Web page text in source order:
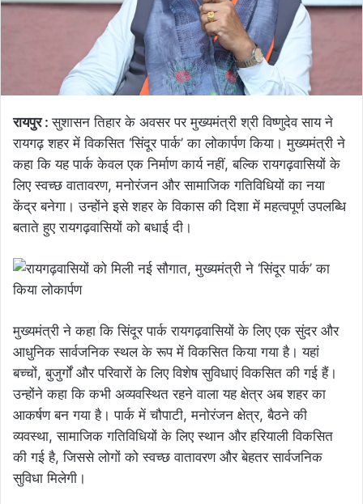
रायपुर :सुशासन तिहार के अवसर पर मुख्यमंत्री श्री विष्णुदेव साय ने
रायगढ़ शहर में विकसित ‘सिंदूर पार्क’ का लोकार्पण किया। मुख्यमंत्री ने
कहा कि यह पार्क केवल एक निर्माण कार्य नहीं, बल्कि रायगढ़वासियों के
लिए स्वच्छ वातावरण, मनोरंजन और सामाजिक गतिविधियों का नया
केंद्र बनेगा। उन्होंने इसे शहर के विकास की दिशा में महत्वपूर्ण उपलब्धि
बताते हुए रायगढ़वासियों को बधाई दी।
मुख्यमंत्री ने कहा कि सिंदूर पार्क रायगढ़वासियों के लिए एक सुंदर और
आधुनिक सार्वजनिक स्थल के रूप में विकसित किया गया है। यहां
बच्चों, बुजुर्गों और परिवारों के लिए विशेष सुविधाएं विकसित की गई हैं।
उन्होंने कहा कि कभी अव्यवस्थित रहने वाला यह क्षेत्र अब शहर का
आकर्षण बन गया है। पार्क में चौपाटी, मनोरंजन क्षेत्र, बैठने की
व्यवस्था, सामाजिक गतिविधियों के लिए स्थान और हरियाली विकसित
की गई है, जिससे लोगों को स्वच्छ वातावरण और बेहतर सार्वजनिक
सुविधा मिलेगी।